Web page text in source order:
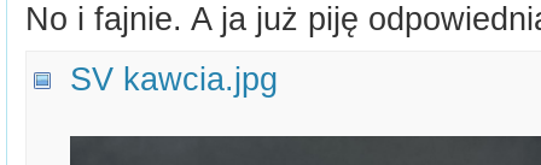
No i fajnie. A ja już piję
SV kawcia.jpg